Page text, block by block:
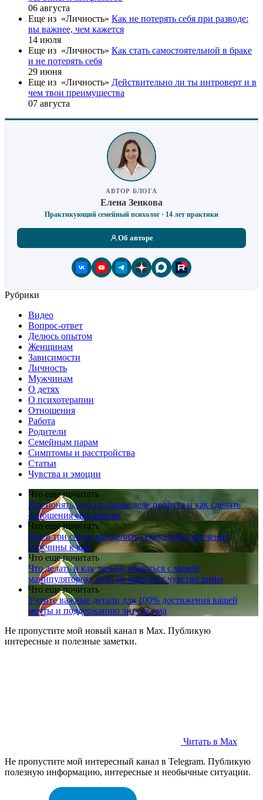
06 августа
Еще из «Личность» Как не потерять себя при разводе:
вы важнее, чем кажется
14 июля
Еще из «Личность» Как стать самостоятельной в браке
и не потерять себя
29 июня
Еще из «Личность» Действительно ли ты интроверт и в
чем твои преимущества
07 августа
АВТОР БЛОГА
Елена Зенкова
Практикующий семейный психолог · 14 лет практики
Об авторе
Рубрики
Видео
Вопрос-ответ
Делюсь опытом
Женщинам
Зависимости
Личность
Мужчинам
О детях
О психотерапии
Отношения
Работа
Родители
Семейным парам
Симптомы и расстройства
Статьи
Чувства и эмоции
Что еще почитать
Как понять, кто на самом деле подруга и как сделать
отношения еще крепче
Что еще почитать
Как в три счета определить сексуальное влечение
мужчины к вам
Что еще почитать
Что делать и как дальше общаться с мамой
манипулятором, если не покидает чувство вины
Что еще почитать
Учтите важные детали для 100% достижения вашей
мечты и поддержанию энтузиазма
Не пропустите мой новый канал в Max. Публикую
интересные и полезные заметки.
Читать в Max
Не пропустите мой интересный канал в Telegram. Публикую
полезную информацию, интересные и необычные ситуации.